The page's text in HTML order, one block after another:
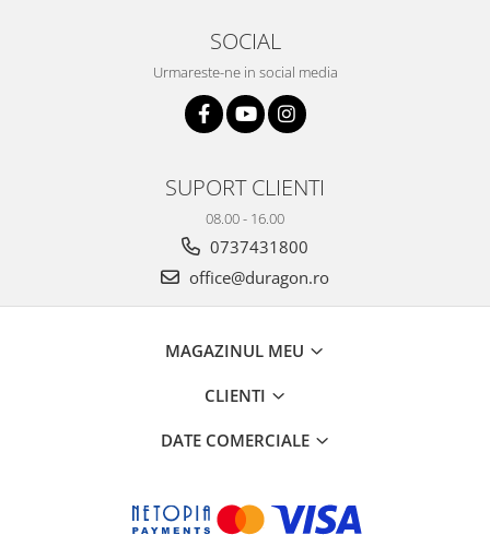
SOCIAL
Urmareste-ne in social media
SUPORT CLIENTI
08.00 - 16.00
0737431800
office@duragon.ro
MAGAZINUL MEU
CLIENTI
DATE COMERCIALE